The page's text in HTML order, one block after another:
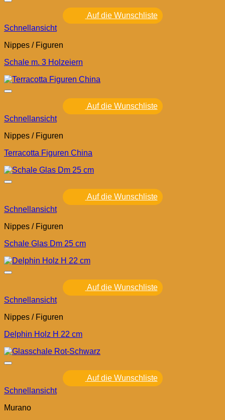
Auf die Wunschliste
Schnellansicht
Nippes / Figuren
Schale m. 3 Holzeiern
Auf die Wunschliste
Schnellansicht
Nippes / Figuren
Terracotta Figuren China
Auf die Wunschliste
Schnellansicht
Nippes / Figuren
Schale Glas Dm 25 cm
Auf die Wunschliste
Schnellansicht
Nippes / Figuren
Delphin Holz H 22 cm
Auf die Wunschliste
Schnellansicht
Murano